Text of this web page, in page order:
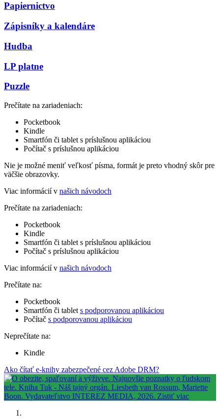
Papiernictvo
Zápisníky a kalendáre
Hudba
LP platne
Puzzle
Prečítate na zariadeniach:
Pocketbook
Kindle
Smartfón či tablet s príslušnou aplikáciou
Počítač s príslušnou aplikáciou
Nie je možné meniť veľkosť písma, formát je preto vhodný skôr pre
väčšie obrazovky.
Viac informácií v našich návodoch
Prečítate na zariadeniach:
Pocketbook
Kindle
Smartfón či tablet s príslušnou aplikáciou
Počítač s príslušnou aplikáciou
Viac informácií v našich návodoch
Prečítate na:
Pocketbook
Smartfón či tablet s podporovanou aplikáciou
Počítač s podporovanou aplikáciou
Neprečítate na:
Kindle
Ako čítať e-knihy zabezpečené cez Adobe DRM?